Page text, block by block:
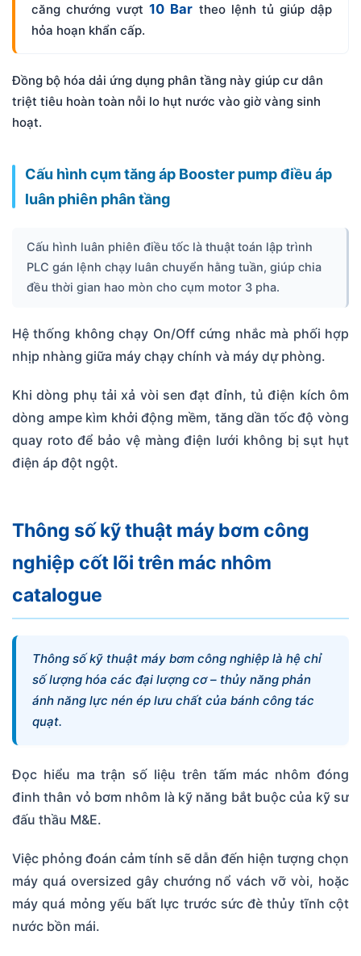
căng chướng vượt10 Bar theo lệnh tủ giúp dập
hỏa hoạn khẩn cấp.
Đồng bộ hóa dải ứng dụng phân tầng này giúp cư dân
triệt tiêu hoàn toàn nỗi lo hụt nước vào giờ vàng sinh
hoạt.
Cấu hình cụm tăng áp Booster pump điều áp
luân phiên phân tầng
Cấu hình luân phiên điều tốc là thuật toán lập trình
PLC gán lệnh chạy luân chuyển hằng tuần, giúp chia
đều thời gian hao mòn cho cụm motor 3 pha.
Hệ thống không chạy On/Off cứng nhắc mà phối hợp
nhịp nhàng giữa máy chạy chính và máy dự phòng.
Khi dòng phụ tải xả vòi sen đạt đỉnh, tủ điện kích ôm
dòng ampe kìm khởi động mềm, tăng dần tốc độ vòng
quay roto để bảo vệ màng điện lưới không bị sụt hụt
điện áp đột ngột.
Thông số kỹ thuật máy bơm công
nghiệp cốt lõi trên mác nhôm
catalogue
Thông số kỹ thuật máy bơm công nghiệp là hệ chỉ
số lượng hóa các đại lượng cơ – thủy năng phản
ánh năng lực nén ép lưu chất của bánh công tác
quạt.
Đọc hiểu ma trận số liệu trên tấm mác nhôm đóng
đinh thân vỏ bơm nhôm là kỹ năng bắt buộc của kỹ sư
đấu thầu M&E.
Việc phỏng đoán cảm tính sẽ dẫn đến hiện tượng chọn
máy quá oversized gây chướng nổ vách vỡ vòi, hoặc
máy quá mỏng yếu bất lực trước sức đè thủy tĩnh cột
nước bồn mái.